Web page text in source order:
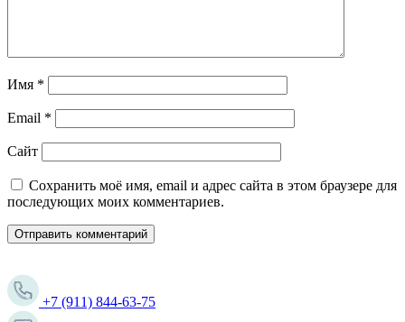
Имя *
Email *
Сайт
Сохранить моё имя, email и адрес сайта в этом браузере для
последующих моих комментариев.
+7 (911) 844-63-75